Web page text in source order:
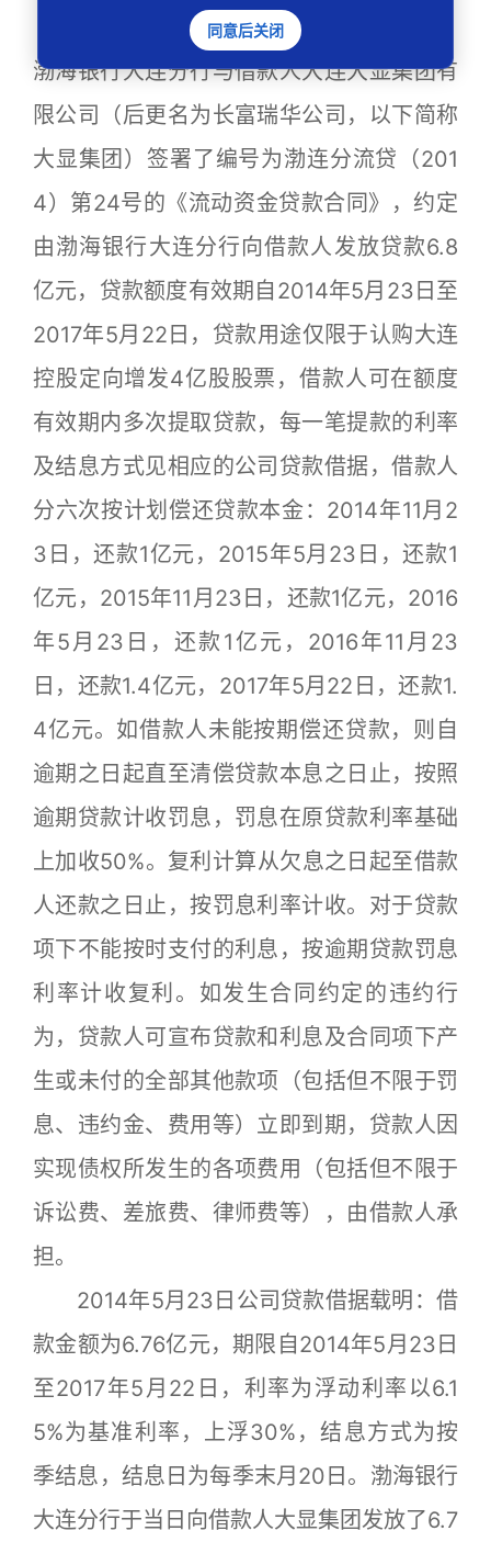
一审法院认定事实：2014年5月23日，
渤海银行大连分行与借款人大连大显集团有
限公司（后更名为长富瑞华公司，以下简称
大显集团）签署了编号为渤连分流贷（201
4）第24号的《流动资金贷款合同》，约定
由渤海银行大连分行向借款人发放贷款6.8
亿元，贷款额度有效期自2014年5月23日至
2017年5月22日，贷款用途仅限于认购大连
控股定向增发4亿股股票，借款人可在额度
有效期内多次提取贷款，每一笔提款的利率
及结息方式见相应的公司贷款借据，借款人
分六次按计划偿还贷款本金：2014年11月2
3日，还款1亿元，2015年5月23日，还款1
亿元，2015年11月23日，还款1亿元，2016
年5月23日，还款1亿元，2016年11月23
日，还款1.4亿元，2017年5月22日，还款1.
4亿元。如借款人未能按期偿还贷款，则自
逾期之日起直至清偿贷款本息之日止，按照
逾期贷款计收罚息，罚息在原贷款利率基础
上加收50%。复利计算从欠息之日起至借款
人还款之日止，按罚息利率计收。对于贷款
项下不能按时支付的利息，按逾期贷款罚息
利率计收复利。如发生合同约定的违约行
为，贷款人可宣布贷款和利息及合同项下产
生或未付的全部其他款项（包括但不限于罚
息、违约金、费用等）立即到期，贷款人因
实现债权所发生的各项费用（包括但不限于
诉讼费、差旅费、律师费等），由借款人承
担。
2014年5月23日公司贷款借据载明：借
款金额为6.76亿元，期限自2014年5月23日
至2017年5月22日，利率为浮动利率以6.1
5%为基准利率，上浮30%，结息方式为按
季结息，结息日为每季末月20日。渤海银行
大连分行于当日向借款人大显集团发放了6.7
同意后关闭